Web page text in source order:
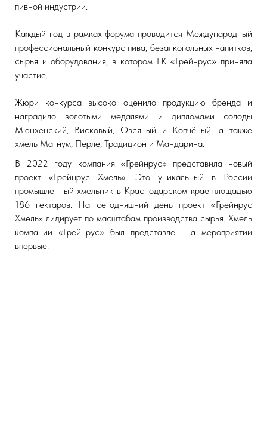
пивной индустрии.
Каждый год в рамках форума проводится Международный
профессиональный конкурс пива, безалкогольных напитков,
сырья и оборудования, в котором ГК «Грейнрус» приняла
участие.
Жюри конкурса высоко оценило продукцию бренда и
наградило золотыми медалями и дипломами солоды
Мюнхенский, Висковый, Овсяный и Копчёный, а также
хмель Магнум, Перле, Традицион и Мандарина.
В 2022 году компания «Грейнрус» представила новый
проект «Грейнрус Хмель». Это уникальный в России
промышленный хмельник в Краснодарском крае площадью
186 гектаров. На сегодняшний день проект «Грейнрус
Хмель» лидирует по масштабам производства сырья. Хмель
компании «Грейнрус» был представлен на мероприятии
впервые.